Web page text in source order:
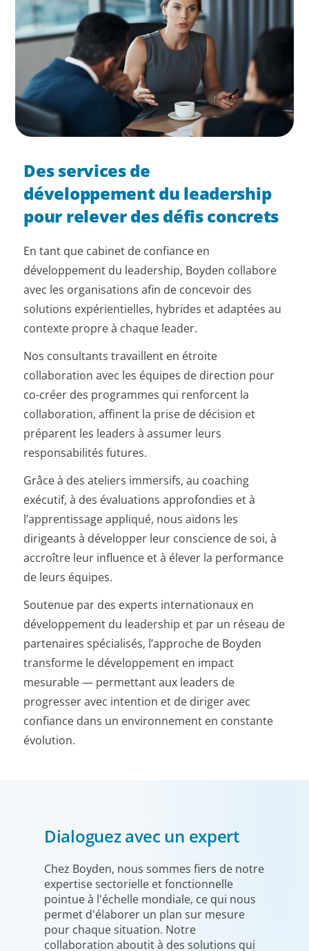
Des services de
développement du leadership
pour relever des défis concrets
En tant que cabinet de confiance en
développement du leadership, Boyden collabore
avec les organisations afin de concevoir des
solutions expérientielles, hybrides et adaptées au
contexte propre à chaque leader.
Nos consultants travaillent en étroite
collaboration avec les équipes de direction pour
co-créer des programmes qui renforcent la
collaboration, affinent la prise de décision et
préparent les leaders à assumer leurs
responsabilités futures.
Grâce à des ateliers immersifs, au coaching
exécutif, à des évaluations approfondies et à
l’apprentissage appliqué, nous aidons les
dirigeants à développer leur conscience de soi, à
accroître leur influence et à élever la performance
de leurs équipes.
Soutenue par des experts internationaux en
développement du leadership et par un réseau de
partenaires spécialisés, l’approche de Boyden
transforme le développement en impact
mesurable — permettant aux leaders de
progresser avec intention et de diriger avec
confiance dans un environnement en constante
évolution.
Dialoguez avec un expert
Chez Boyden, nous sommes fiers de notre
expertise sectorielle et fonctionnelle
pointue à l'échelle mondiale, ce qui nous
permet d'élaborer un plan sur mesure
pour chaque situation. Notre
collaboration aboutit à des solutions qui